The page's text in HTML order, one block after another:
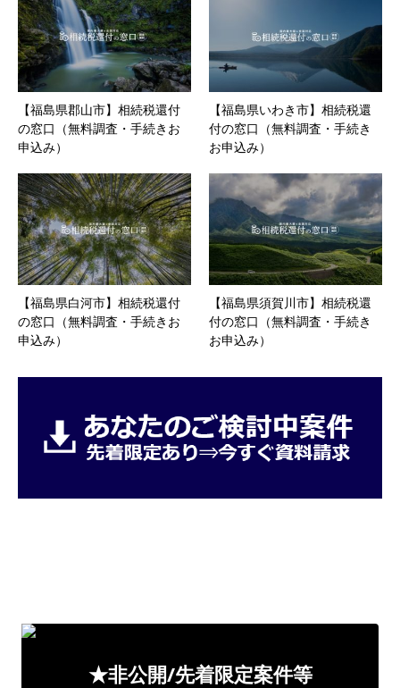
【福島県郡山市】相続税還付
の窓口（無料調査・手続きお
申込み）
【福島県いわき市】相続税還
付の窓口（無料調査・手続き
お申込み）
【福島県白河市】相続税還付
の窓口（無料調査・手続きお
申込み）
【福島県須賀川市】相続税還
付の窓口（無料調査・手続き
お申込み）
★非公開/先着限定案件等